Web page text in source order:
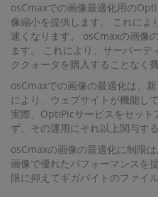
osCmaxでの画像最適化用の
像縮小を提供します。 これによ
速くなります。 osCmaxの画像
ます。 これにより、サーバー
ククォータを購入することなく
osCmaxでの画像の最適化は、
により、ウェブサイトが機能し
実際、OptiPicサービスをセット
ず、その運用にそれ以上関与す
osCmaxの画像の最適化に制限
画像で優れたパフォーマンスを
限に抑えてギガバイトのファイ